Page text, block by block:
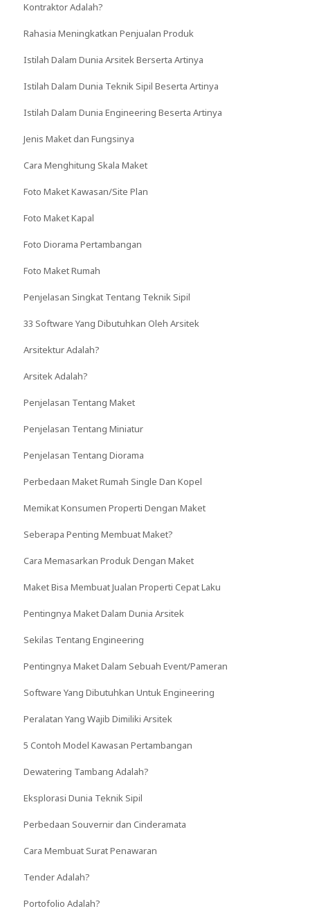
Kontraktor Adalah?
Rahasia Meningkatkan Penjualan Produk
Istilah Dalam Dunia Arsitek Berserta Artinya
Istilah Dalam Dunia Teknik Sipil Beserta Artinya
Istilah Dalam Dunia Engineering Beserta Artinya
Jenis Maket dan Fungsinya
Cara Menghitung Skala Maket
Foto Maket Kawasan/Site Plan
Foto Maket Kapal
Foto Diorama Pertambangan
Foto Maket Rumah
Penjelasan Singkat Tentang Teknik Sipil
33 Software Yang Dibutuhkan Oleh Arsitek
Arsitektur Adalah?
Arsitek Adalah?
Penjelasan Tentang Maket
Penjelasan Tentang Miniatur
Penjelasan Tentang Diorama
Perbedaan Maket Rumah Single Dan Kopel
Memikat Konsumen Properti Dengan Maket
Seberapa Penting Membuat Maket?
Cara Memasarkan Produk Dengan Maket
Maket Bisa Membuat Jualan Properti Cepat Laku
Pentingnya Maket Dalam Dunia Arsitek
Sekilas Tentang Engineering
Pentingnya Maket Dalam Sebuah Event/Pameran
Software Yang Dibutuhkan Untuk Engineering
Peralatan Yang Wajib Dimiliki Arsitek
5 Contoh Model Kawasan Pertambangan
Dewatering Tambang Adalah?
Eksplorasi Dunia Teknik Sipil
Perbedaan Souvernir dan Cinderamata
Cara Membuat Surat Penawaran
Tender Adalah?
Portofolio Adalah?